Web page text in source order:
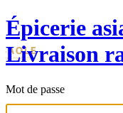
Épicerie
Livraison
Mot de passe